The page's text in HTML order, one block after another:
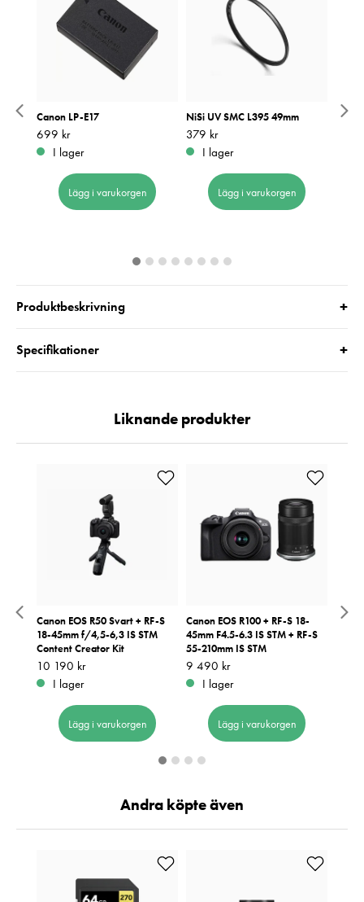
Canon LP-E17
Pris: 699 kr
699 kr
I lager
Lägg i varukorgen
NiSi UV SMC L395 49mm
Pris: 379 kr
379 kr
I lager
Lägg i varukorgen
Produktbeskrivning +
Specifikationer +
Liknande produkter
Canon EOS R50 Svart + RF-S
18-45mm f/4,5-6,3 IS STM
Content Creator Kit
Pris :10 190 kr
10 190 kr
I lager
Lägg i varukorgen
Canon EOS R100 + RF-S 18-
45mm F4.5-6.3 IS STM + RF-S
55-210mm IS STM
Pris:9 490 kr
9 490 kr
I lager
Lägg i varukorgen
Andra köpte även